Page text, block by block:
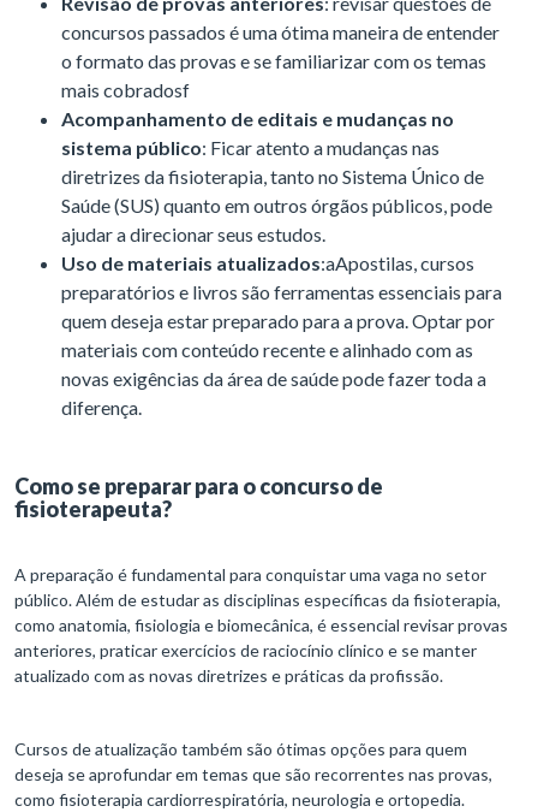
concursos passados é uma ótima maneira de entender
o formato das provas e se familiarizar com os temas
mais cobradosf
Acompanhamento de editais e mudanças no
sistema público: Ficar atento a mudanças nas
diretrizes da fisioterapia, tanto no Sistema Único de
Saúde (SUS) quanto em outros órgãos públicos, pode
ajudar a direcionar seus estudos.
Uso de materiais atualizados:aApostilas, cursos
preparatórios e livros são ferramentas essenciais para
quem deseja estar preparado para a prova. Optar por
materiais com conteúdo recente e alinhado com as
novas exigências da área de saúde pode fazer toda a
diferença.
Como se preparar para o concurso de
fisioterapeuta?
A preparação é fundamental para conquistar uma vaga no setor
público. Além de estudar as disciplinas específicas da fisioterapia,
como anatomia, fisiologia e biomecânica, é essencial revisar provas
anteriores, praticar exercícios de raciocínio clínico e se manter
atualizado com as novas diretrizes e práticas da profissão.
Cursos de atualização também são ótimas opções para quem
deseja se aprofundar em temas que são recorrentes nas provas,
como fisioterapia cardiorrespiratória, neurologia e ortopedia.